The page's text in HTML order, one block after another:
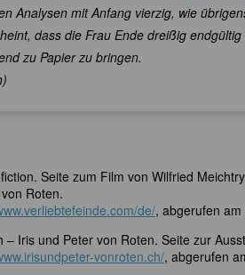
Analysen mit Anfang vierzig, wie
dass die Frau Ende dreißig
zu Papier zu bringen.
Seite zum Film von Wilfried
Roten.
de/, abgerufen
– Iris und Peter von Roten. Seite zur
vonroten.ch/, abgerufen